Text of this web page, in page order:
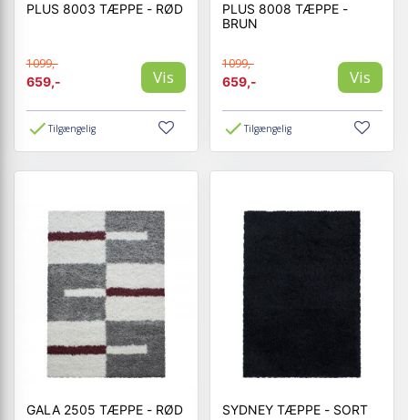
PLUS 8003 TÆPPE - RØD
1099,-
659,-
Vis
Tilgængelig
PLUS 8008 TÆPPE -
BRUN
1099,-
659,-
Vis
Tilgængelig
GALA 2505 TÆPPE - RØD SYDNEY TÆPPE - SORT